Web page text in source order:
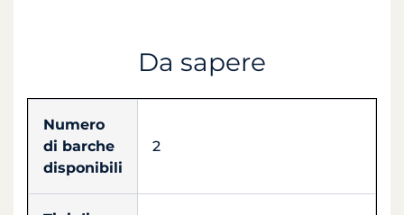
Da sapere
Numero
di barche
disponibili
2